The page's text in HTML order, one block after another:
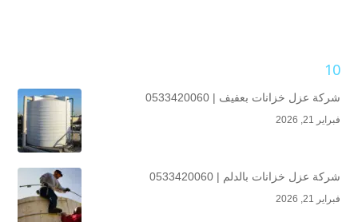
10
شركة عزل خزانات بعفيف | 0533420060
فبراير 21, 2026
شركة عزل خزانات بالدلم | 0533420060
فبراير 21, 2026